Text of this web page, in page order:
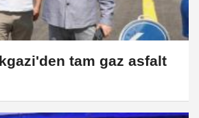
tam gaz asfalt